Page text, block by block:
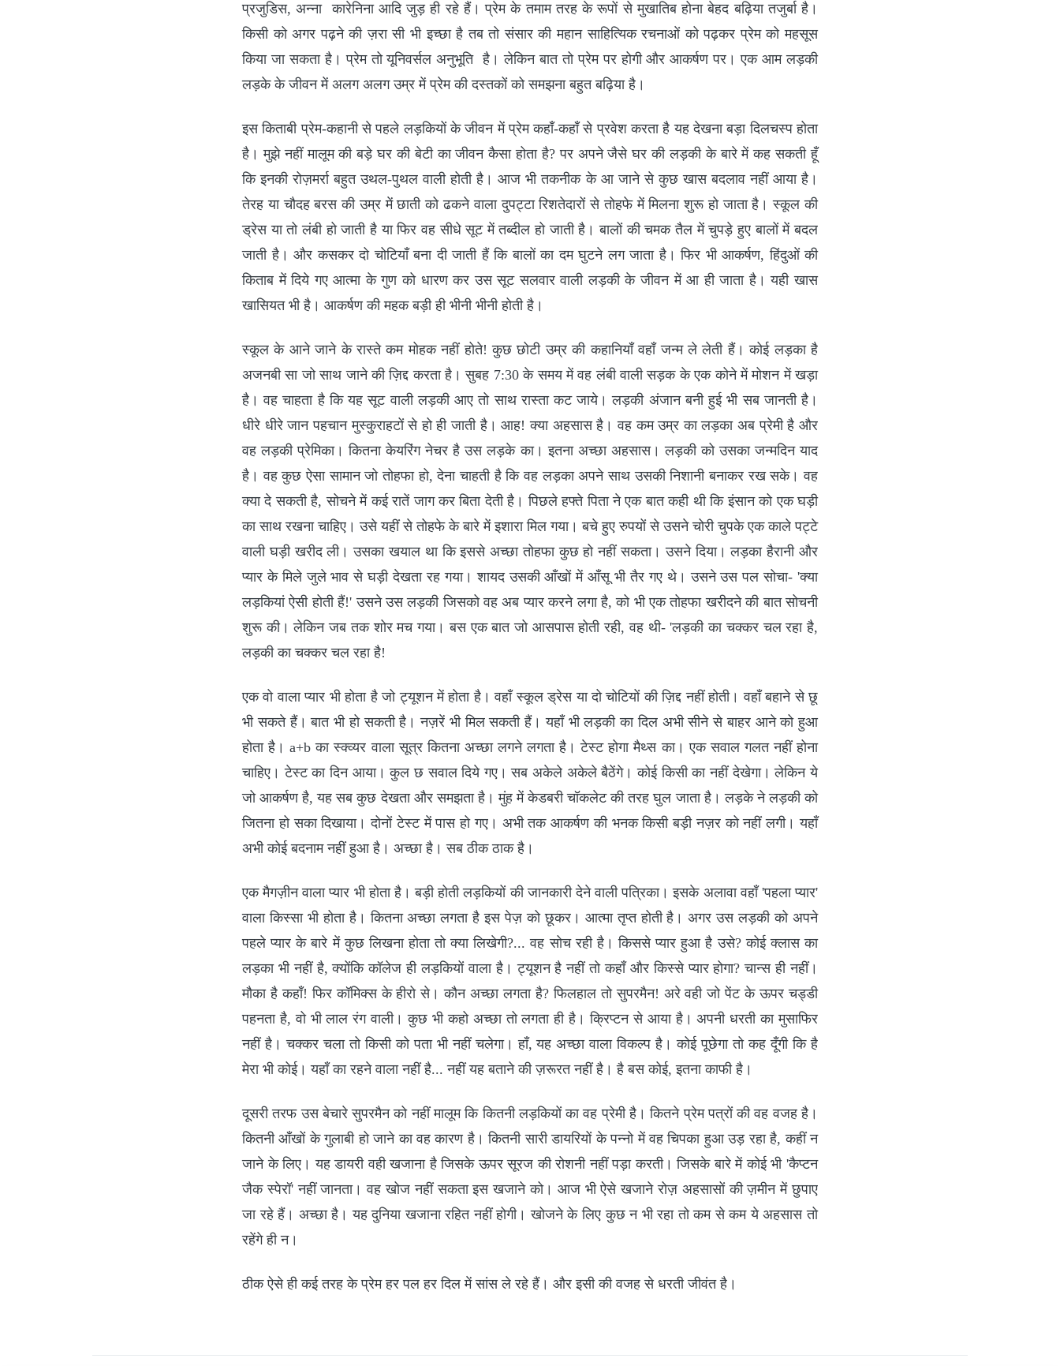
प्रजुडिस, अन्ना कारेनिना आदि जुड़ ही रहे हैं। प्रेम के तमाम तरह के रूपों से मुखातिब होना बेहद बढ़िया तजुर्बा है।
किसी को अगर पढ़ने की ज़रा सी भी इच्छा है तब तो संसार की महान साहित्यिक रचनाओं को पढ़कर प्रेम को महसूस
किया जा सकता है। प्रेम तो यूनिवर्सल अनुभूति है। लेकिन बात तो प्रेम पर होगी और आकर्षण पर। एक आम लड़की
लड़के के जीवन में अलग अलग उम्र में प्रेम की दस्तकों को समझना बहुत बढ़िया है।
इस किताबी प्रेम-कहानी से पहले लड़कियों के जीवन में प्रेम कहाँ-कहाँ से प्रवेश करता है यह देखना बड़ा दिलचस्प होता
है। मुझे नहीं मालूम की बड़े घर की बेटी का जीवन कैसा होता है? पर अपने जैसे घर की लड़की के बारे में कह सकती हूँ
कि इनकी रोज़मर्रा बहुत उथल-पुथल वाली होती है। आज भी तकनीक के आ जाने से कुछ खास बदलाव नहीं आया है।
तेरह या चौदह बरस की उम्र में छाती को ढकने वाला दुपट्टा रिशतेदारों से तोहफे में मिलना शुरू हो जाता है। स्कूल की
ड्रेस या तो लंबी हो जाती है या फिर वह सीधे सूट में तब्दील हो जाती है। बालों की चमक तैल में चुपड़े हुए बालों में बदल
जाती है। और कसकर दो चोटियाँ बना दी जाती हैं कि बालों का दम घुटने लग जाता है। फिर भी आकर्षण, हिंदुओं की
किताब में दिये गए आत्मा के गुण को धारण कर उस सूट सलवार वाली लड़की के जीवन में आ ही जाता है। यही खास
खासियत भी है। आकर्षण की महक बड़ी ही भीनी भीनी होती है।
स्कूल के आने जाने के रास्ते कम मोहक नहीं होते! कुछ छोटी उम्र की कहानियाँ वहाँ जन्म ले लेती हैं। कोई लड़का है
अजनबी सा जो साथ जाने की ज़िद्द करता है। सुबह 7:30 के समय में वह लंबी वाली सड़क के एक कोने में मोशन में खड़ा
है। वह चाहता है कि यह सूट वाली लड़की आए तो साथ रास्ता कट जाये। लड़की अंजान बनी हुई भी सब जानती है।
धीरे धीरे जान पहचान मुस्कुराहटों से हो ही जाती है। आह! क्या अहसास है। वह कम उम्र का लड़का अब प्रेमी है और
वह लड़की प्रेमिका। कितना केयरिंग नेचर है उस लड़के का। इतना अच्छा अहसास। लड़की को उसका जन्मदिन याद
है। वह कुछ ऐसा सामान जो तोहफा हो, देना चाहती है कि वह लड़का अपने साथ उसकी निशानी बनाकर रख सके। वह
क्या दे सकती है, सोचने में कई रातें जाग कर बिता देती है। पिछले हफ्ते पिता ने एक बात कही थी कि इंसान को एक घड़ी
का साथ रखना चाहिए। उसे यहीं से तोहफे के बारे में इशारा मिल गया। बचे हुए रुपयों से उसने चोरी चुपके एक काले पट्टे
वाली घड़ी खरीद ली। उसका खयाल था कि इससे अच्छा तोहफा कुछ हो नहीं सकता। उसने दिया। लड़का हैरानी और
प्यार के मिले जुले भाव से घड़ी देखता रह गया। शायद उसकी आँखों में आँसू भी तैर गए थे। उसने उस पल सोचा- 'क्या
लड़कियां ऐसी होती हैं!' उसने उस लड़की जिसको वह अब प्यार करने लगा है, को भी एक तोहफा खरीदने की बात सोचनी
शुरू की। लेकिन जब तक शोर मच गया। बस एक बात जो आसपास होती रही, वह थी- 'लड़की का चक्कर चल रहा है,
लड़की का चक्कर चल रहा है!
एक वो वाला प्यार भी होता है जो ट्यूशन में होता है। वहाँ स्कूल ड्रेस या दो चोटियों की ज़िद्द नहीं होती। वहाँ बहाने से छू
भी सकते हैं। बात भी हो सकती है। नज़रें भी मिल सकती हैं। यहाँ भी लड़की का दिल अभी सीने से बाहर आने को हुआ
होता है। a+b का स्क्व्यर वाला सूत्र कितना अच्छा लगने लगता है। टेस्ट होगा मैथ्स का। एक सवाल गलत नहीं होना
चाहिए। टेस्ट का दिन आया। कुल छ सवाल दिये गए। सब अकेले अकेले बैठेंगे। कोई किसी का नहीं देखेगा। लेकिन ये
जो आकर्षण है, यह सब कुछ देखता और समझता है। मुंह में केडबरी चॉकलेट की तरह घुल जाता है। लड़के ने लड़की को
जितना हो सका दिखाया। दोनों टेस्ट में पास हो गए। अभी तक आकर्षण की भनक किसी बड़ी नज़र को नहीं लगी। यहाँ
अभी कोई बदनाम नहीं हुआ है। अच्छा है। सब ठीक ठाक है।
एक मैगज़ीन वाला प्यार भी होता है। बड़ी होती लड़कियों की जानकारी देने वाली पत्रिका। इसके अलावा वहाँ 'पहला प्यार'
वाला किस्सा भी होता है। कितना अच्छा लगता है इस पेज़ को छूकर। आत्मा तृप्त होती है। अगर उस लड़की को अपने
पहले प्यार के बारे में कुछ लिखना होता तो क्या लिखेगी?... वह सोच रही है। किससे प्यार हुआ है उसे? कोई क्लास का
लड़का भी नहीं है, क्योंकि कॉलेज ही लड़कियों वाला है। ट्यूशन है नहीं तो कहाँ और किस्से प्यार होगा? चान्स ही नहीं।
मौका है कहाँ! फिर कॉमिक्स के हीरो से। कौन अच्छा लगता है? फिलहाल तो सुपरमैन! अरे वही जो पेंट के ऊपर चड्डी
पहनता है, वो भी लाल रंग वाली। कुछ भी कहो अच्छा तो लगता ही है। क्रिप्टन से आया है। अपनी धरती का मुसाफिर
नहीं है। चक्कर चला तो किसी को पता भी नहीं चलेगा। हाँ, यह अच्छा वाला विकल्प है। कोई पूछेगा तो कह दूँगी कि है
मेरा भी कोई। यहाँ का रहने वाला नहीं है... नहीं यह बताने की ज़रूरत नहीं है। है बस कोई, इतना काफी है।
दूसरी तरफ उस बेचारे सुपरमैन को नहीं मालूम कि कितनी लड़कियों का वह प्रेमी है। कितने प्रेम पत्रों की वह वजह है।
कितनी आँखों के गुलाबी हो जाने का वह कारण है। कितनी सारी डायरियों के पन्नो में वह चिपका हुआ उड़ रहा है, कहीं न
जाने के लिए। यह डायरी वही खजाना है जिसके ऊपर सूरज की रोशनी नहीं पड़ा करती। जिसके बारे में कोई भी 'कैप्टन
जैक स्पेरॉ' नहीं जानता। वह खोज नहीं सकता इस खजाने को। आज भी ऐसे खजाने रोज़ अहसासों की ज़मीन में छुपाए
जा रहे हैं। अच्छा है। यह दुनिया खजाना रहित नहीं होगी। खोजने के लिए कुछ न भी रहा तो कम से कम ये अहसास तो
रहेंगे ही न।
ठीक ऐसे ही कई तरह के प्रेम हर पल हर दिल में सांस ले रहे हैं। और इसी की वजह से धरती जीवंत है।